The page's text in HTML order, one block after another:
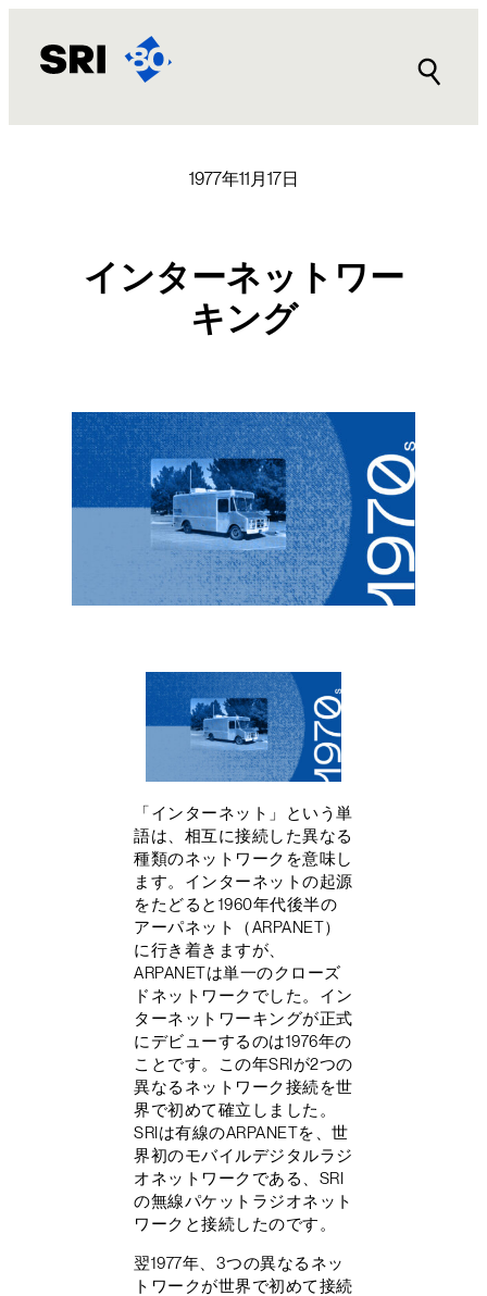
キ
1977年11月17日
インターネットワー
キング
「インターネット」という単
語は、相互に接続した異なる
種類のネットワークを意味し
ます。インターネットの起源
をたどると1960年代後半の
アーパネット（ARPANET）
に行き着きますが、
ARPANETは単一のクローズ
ドネットワークでした。イン
ターネットワーキングが正式
にデビューするのは1976年の
ことです。この年SRIが2つの
異なるネットワーク接続を世
界で初めて確立しました。
SRIは有線のARPANETを、世
界初のモバイルデジタルラジ
オネットワークである、SRI
の無線パケットラジオネット
ワークと接続したのです。
翌1977年、3つの異なるネッ
トワークが世界で初めて接続